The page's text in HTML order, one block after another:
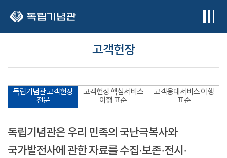
고객헌장
독립기념관 고객헌장
전문
고객헌장 핵심서비스
이행 표준
고객응대서비스 이행
표준
독립기념관은 우리 민족의 국난극복사와
국가발전사에 관한 자료를 수집·보존·전시·